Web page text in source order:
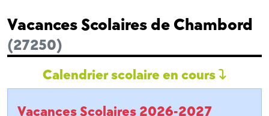
Vacances Scolaires de Chambord
(27250)
Calendrier scolaire en cours
Vacances Scolaires 2026-2027